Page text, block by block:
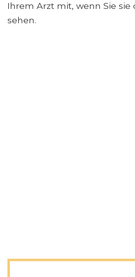
Ihrem Arzt mit, wenn Sie sie
sehen.